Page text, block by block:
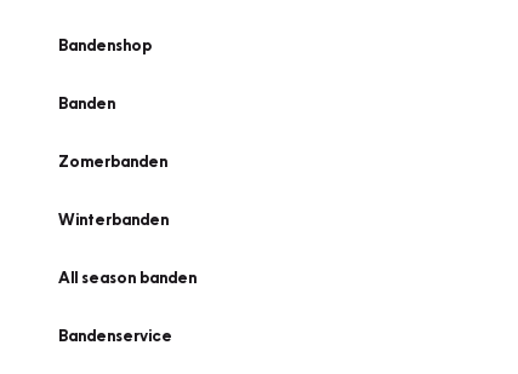
Bandenshop
Banden
Zomerbanden
Winterbanden
All season banden
Bandenservice